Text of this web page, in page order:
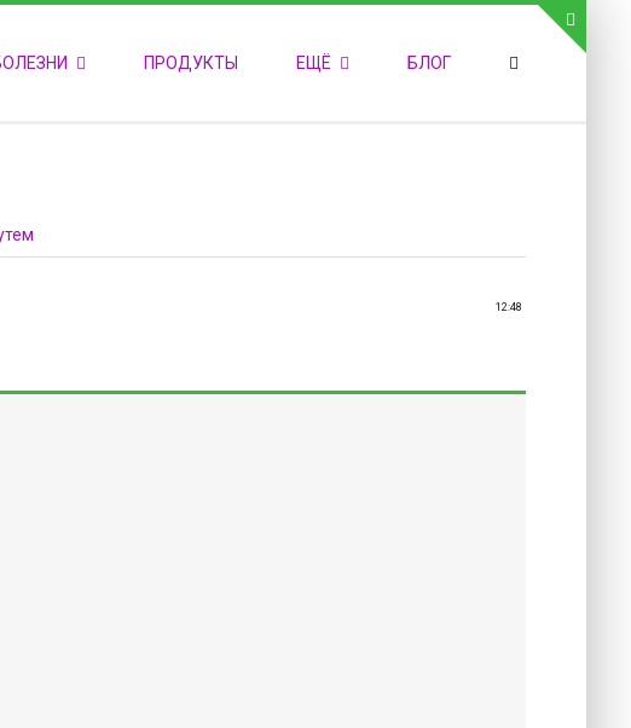
СВЯЗЬ С АДМИНИСТРАЦИЕЙ САЙТА
Телефон:ПРОДУКТЫ ЕЩЁ БЛОГ
12:48